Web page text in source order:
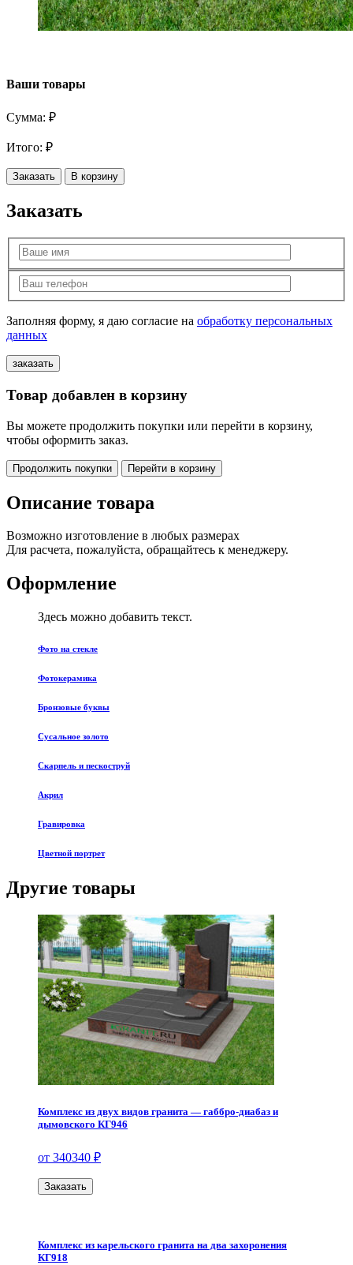
Ваши товары
Сумма: ₽
Итого: ₽
Заказать В корзину
Заказать
Заполняя форму, я даю согласие на обработку персональных
данных
Товар добавлен в корзину
Вы можете продолжить покупки или перейти в корзину,
чтобы оформить заказ.
Продолжить покупки Перейти в корзину
Описание товара
Возможно изготовление в любых размерах
Для расчета, пожалуйста, обращайтесь к менеджеру.
Оформление
Здесь можно добавить текст.
Фото на стекле
Фотокерамика
Бронзовые буквы
Сусальное золото
Скарпель и пескоструй
Акрил
Гравировка
Цветной портрет
Другие товары
Комплекс из двух видов гранита — габбро-диабаз и
дымовского КГ946
от 340340 ₽
Заказать
Комплекс из карельского гранита на два захоронения
КГ918